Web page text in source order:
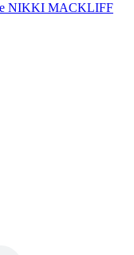
NIKKI MACKLIFF